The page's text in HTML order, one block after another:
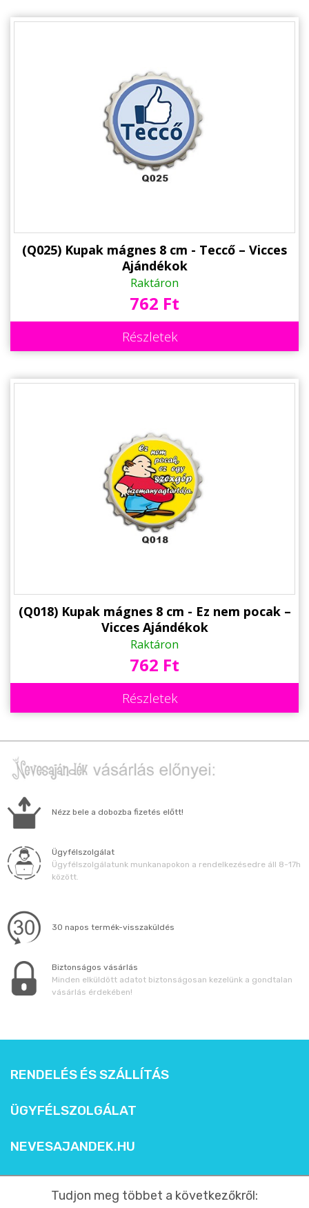
(Q025) Kupak mágnes 8 cm - Teccő – Vicces
Ajándékok
Raktáron
762 Ft
Részletek
(Q018) Kupak mágnes 8 cm - Ez nem pocak –
Vicces Ajándékok
Raktáron
762 Ft
Részletek
Nézz bele a dobozba fizetés előtt!
Ügyfélszolgálat
Ügyfélszolgálatunk munkanapokon a rendelkezésedre áll 8-17h
között.
30 napos termék-visszaküldés
Biztonságos vásárlás
Minden elküldött adatot biztonságosan kezelünk a gondtalan
vásárlás érdekében!
RENDELÉS ÉS SZÁLLÍTÁS
ÜGYFÉLSZOLGÁLAT
NEVESAJANDEK.HU
Tudjon meg többet a következőkről: